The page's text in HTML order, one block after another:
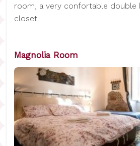
room, a very confortable double
closet.
Magnolia Room